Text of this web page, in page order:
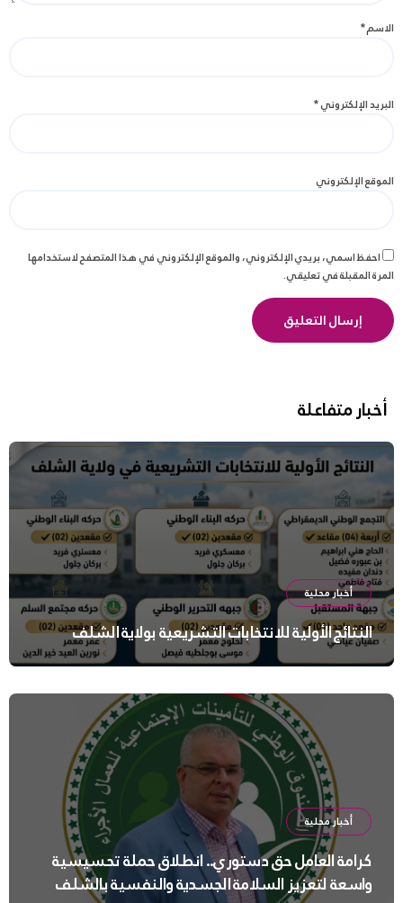
الاسم*
البريد الإلكتروني*
الموقع الإلكتروني
احفظ اسمي، بريدي الإلكتروني، والموقع الإلكتروني في هذا المتصفح لاستخدامها
المرة المقبلة في تعليقي.
أخبار متفاعلة
أخبار محلية
النتائج الأولية للانتخابات التشريعية بولاية الشلف
أخبار محلية
كرامة العامل حق دستوري.. انطلاق حملة تحسيسية
واسعة لتعزيز السلامة الجسدية والنفسية بالشلف